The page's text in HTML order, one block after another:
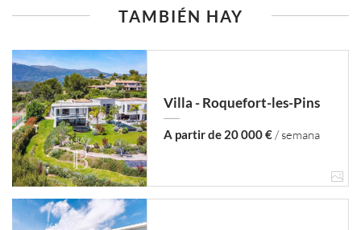
TAMBIÉN HAY
Villa - Roquefort-les-Pins
A partir de 20 000 €/ semana